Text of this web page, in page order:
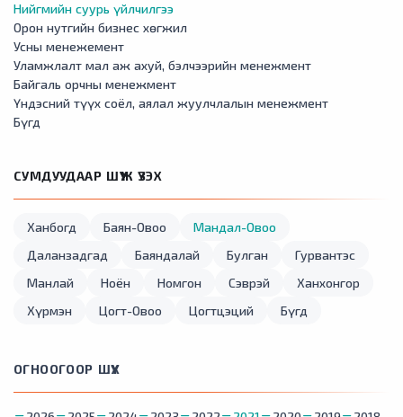
Нийгмийн суурь үйлчилгээ
Орон нутгийн бизнес хөгжил
Усны менежемент
Уламжлалт мал аж ахуй, бэлчээрийн менежмент
Байгаль орчны менежмент
Үндэсний түүх соёл, аялал жуулчлалын менежмент
Бүгд
СУМДУУДААР ШҮҮЖ ҮЗЭХ
Ханбогд Баян-Овоо
Мандал-Овоо
Даланзадгад
Баяндалай Булган
Гурвантэс
Манлай
Ноён Номгон Сэврэй
Ханхонгор
Хүрмэн
Цогт-Овоо Цогтцэций Бүгд
ОГНООГООР ШҮҮХ